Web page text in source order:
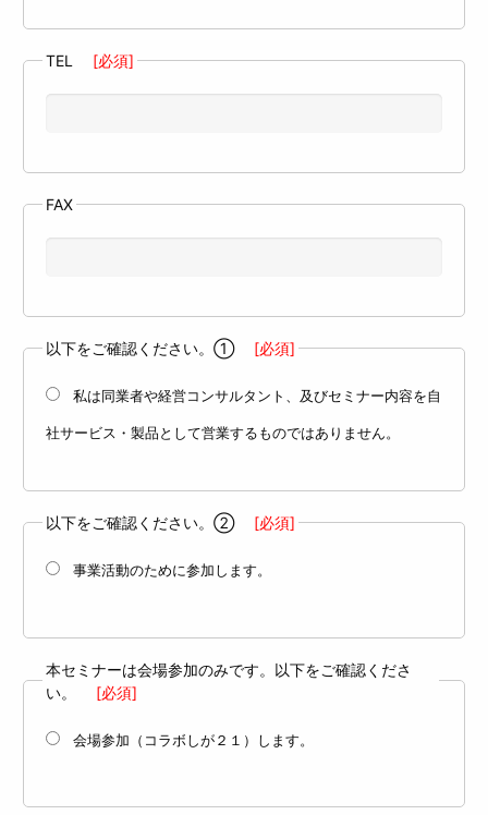
TEL [必須]
FAX
以下をご確認ください。① [必須]
私は同業者や経営コンサルタント、及びセミナー内容を自
社サービス・製品として営業するものではありません。
以下をご確認ください。② [必須]
事業活動のために参加します。
本セミナーは会場参加のみです。以下をご確認くださ
い。
[必須]
会場参加（コラボしが２１）します。